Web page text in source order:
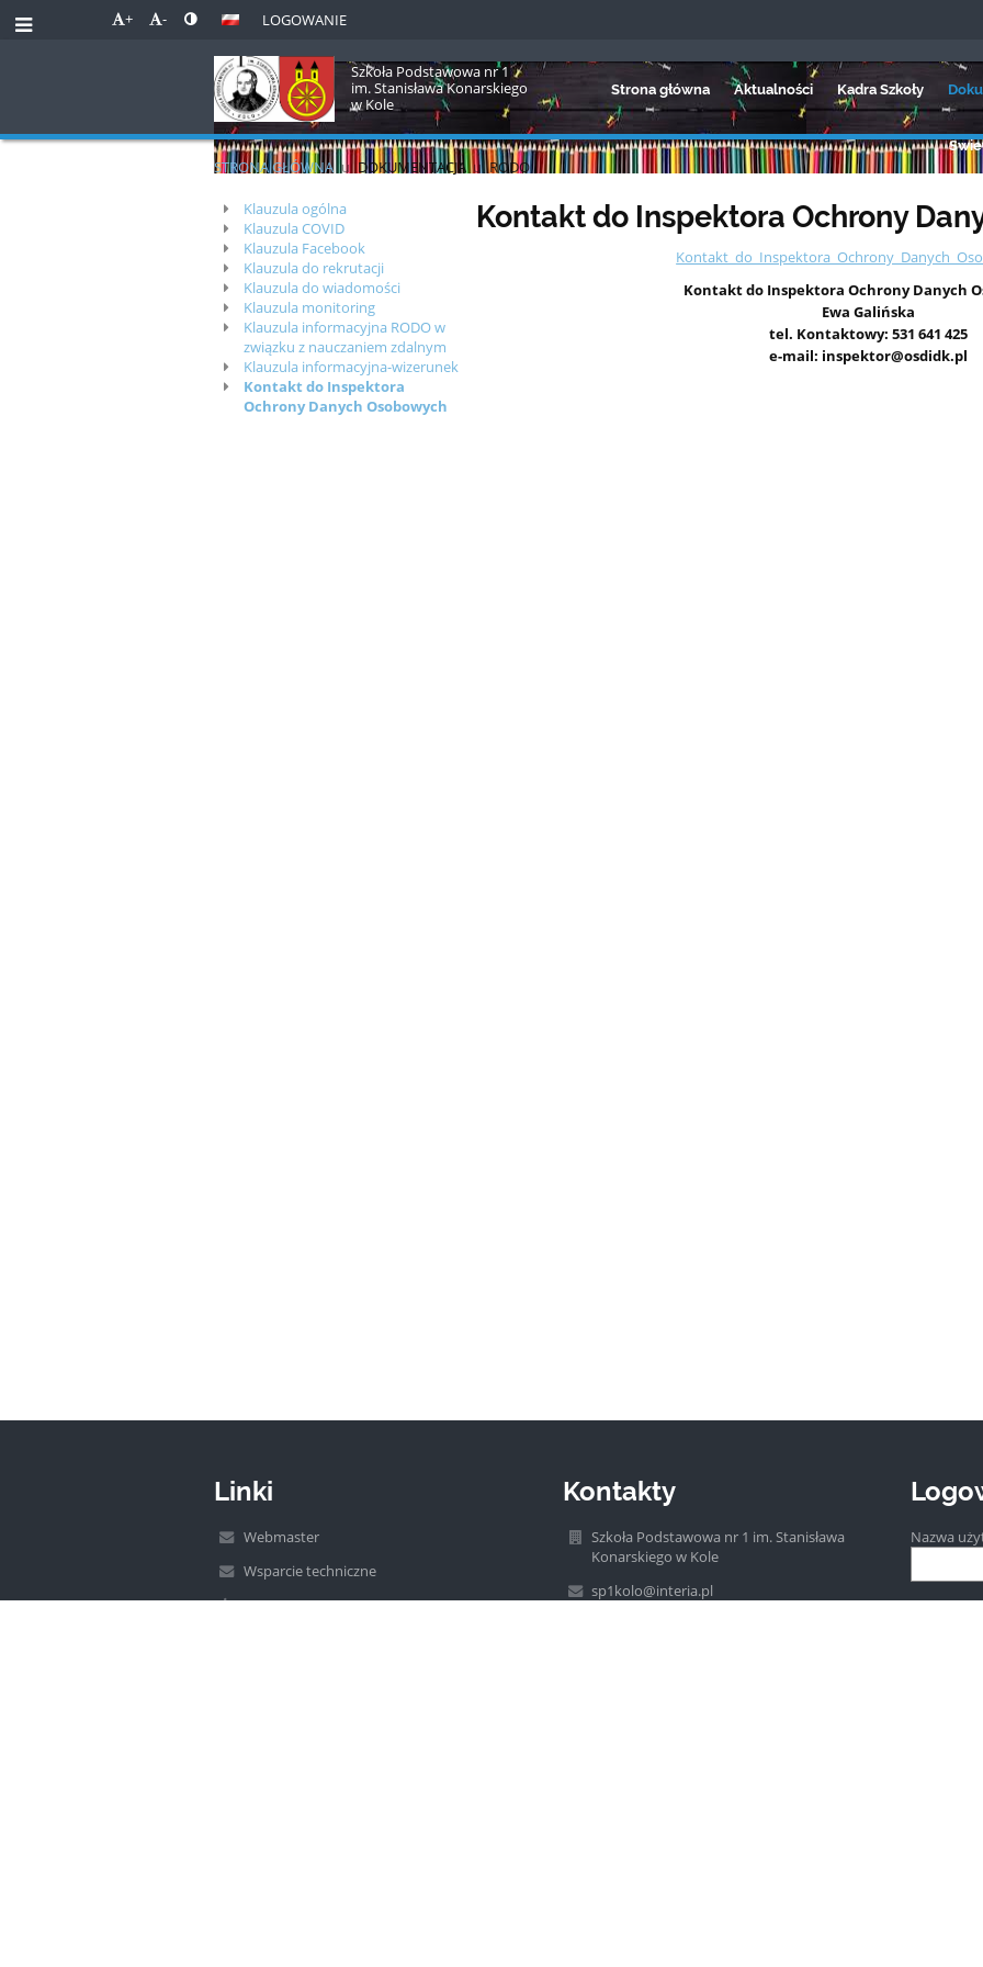
+ - LOGOWANIE
Szkoła Podstawowa nr 1
im. Stanisława Konarskiego
w Kole
Strona główna Aktualności Kadra Szkoły
STRONA GŁÓWNA u DOKUMENTACJA u RODO
Rodo
Klauzula ogólna
Klauzula COVID
Klauzula Facebook
Klauzula do rekrutacji
Klauzula do wiadomości
Klauzula monitoring
Klauzula informacyjna RODO w
związku z nauczaniem zdalnym
Klauzula informacyjna-wizerunek
Kontakt do Inspektora
Ochrony Danych Osobowych
Kontakt do Inspektora Ochrony
Kontakt do Inspektora Ochrony Danych
Ewa Galińska
tel. Kontaktowy: 531 641 425
e-mail: inspektor@osdidk.pl
Linki
Webmaster
Wsparcie techniczne
Deklaracja dostępności
Kontakty
Szkoła Podstawowa nr 1 im. Stanisława
Konarskiego w Kole
sp1kolo@interia.pl
Nazwa
Hasło: